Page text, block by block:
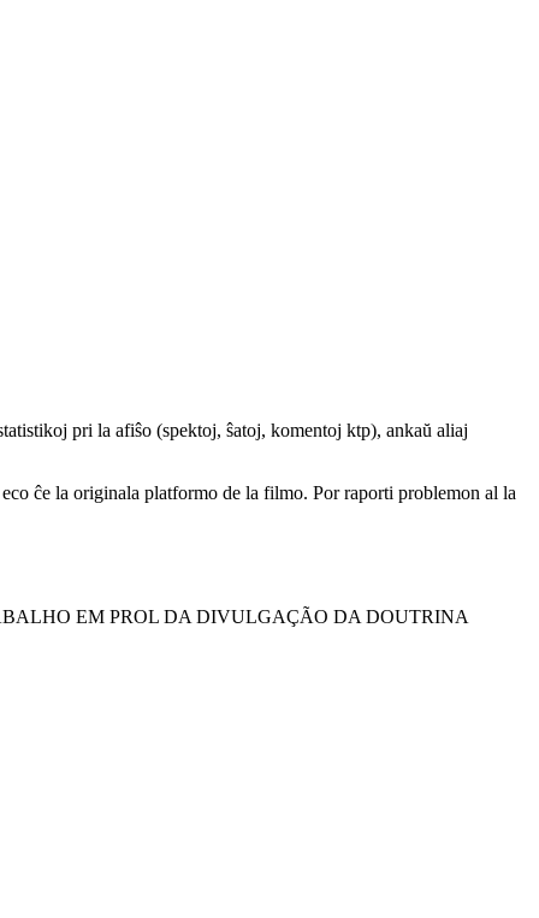
pri la afiŝo (spektoj, ŝatoj, komentoj ktp), ankaŭ aliaj
ĉe la originala platformo de la filmo. Por raporti problemon al la
EM PROL DA DIVULGAÇÃO DA DOUTRINA